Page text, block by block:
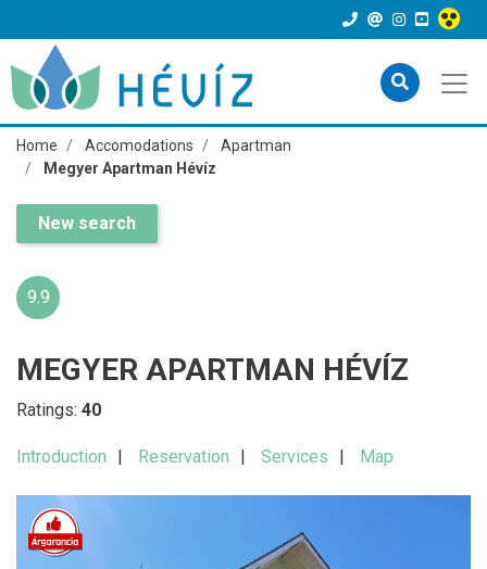
Home Accomodations
Apartman
Megyer Apartman Hévíz
New search
9.9
MEGYER APARTMAN HÉVÍZ
Ratings: 40
Introduction Reservation Services Map